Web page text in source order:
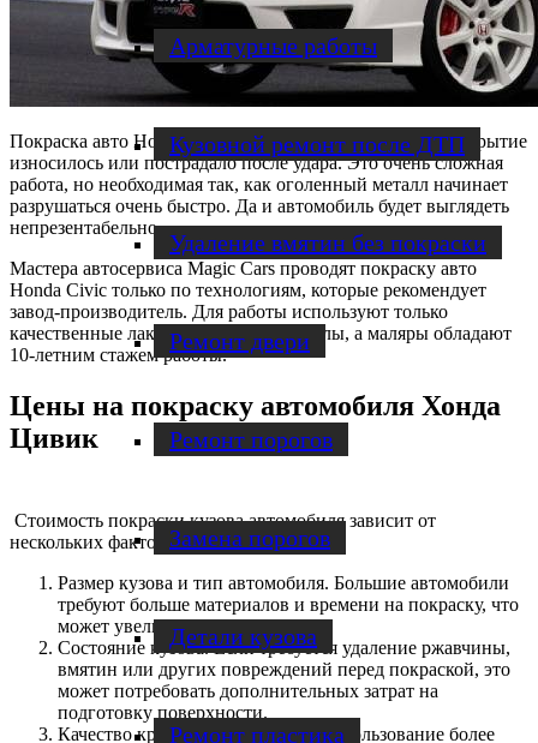
Арматурные работы
Кузовной ремонт после ДТП
Удаление вмятин без покраски
Ремонт двери
Ремонт порогов
Замена порогов
Детали кузова
Ремонт пластика
Покраска авто Honda Civic необходима, когда старое покрытие
износилось или пострадало после удара. Это очень сложная
работа, но необходимая так, как оголенный металл начинает
разрушаться очень быстро. Да и автомобиль будет выглядеть
непрезентабельно.
Мастера автосервиса Magic Cars проводят покраску авто
Honda Civic только по технологиям, которые рекомендует
завод-производитель. Для работы используют только
качественные лакокрасочные материалы, а маляры обладают
10-летним стажем работы.
Цены на покраску автомобиля Хонда
Цивик
Стоимость покраски кузова автомобиля зависит от
нескольких факторов:
Размер кузова и тип автомобиля. Большие автомобили
требуют больше материалов и времени на покраску, что
может увеличить стоимость.
Состояние кузова. Если требуется удаление ржавчины,
вмятин или других повреждений перед покраской, это
может потребовать дополнительных затрат на
подготовку поверхности.
Качество краски и материалов. Использование более